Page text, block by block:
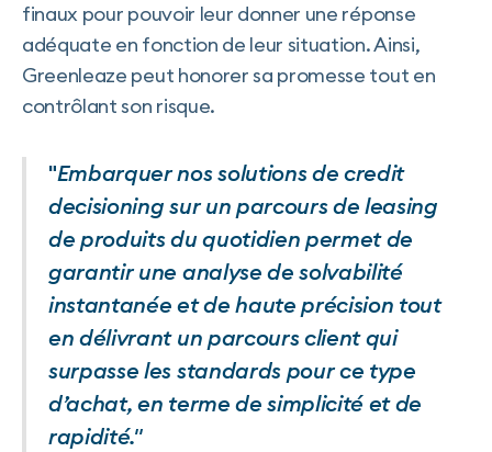
finaux pour pouvoir leur donner une réponse
adéquate en fonction de leur situation. Ainsi,
Greenleaze peut honorer sa promesse tout en
contrôlant son risque.
"Embarquer nos solutions de credit
decisioning sur un parcours de leasing
de produits du quotidien permet de
garantir une analyse de solvabilité
instantanée et de haute précision tout
en délivrant un parcours client qui
surpasse les standards pour ce type
d’achat, en terme de simplicité et de
rapidité."